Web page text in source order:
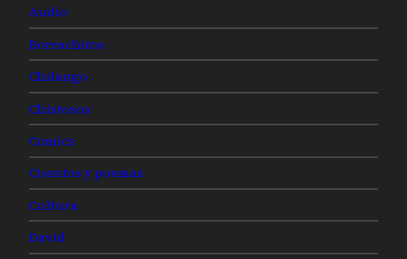
Audio
Borrachitos
Chilango
Chistosos
Comics
Cuentos y poemas
Cultura
David